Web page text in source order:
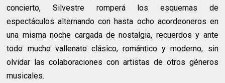
concierto, Silvestre romperá los esquemas de
espectáculos alternando con hasta ocho acordeoneros en
una misma noche cargada de nostalgia, recuerdos y ante
todo mucho vallenato clásico, romántico y moderno, sin
olvidar las colaboraciones con artistas de otros géneros
musicales.